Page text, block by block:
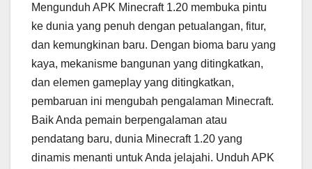
Mengunduh APK Minecraft 1.20 membuka pintu
ke dunia yang penuh dengan petualangan, fitur,
dan kemungkinan baru. Dengan bioma baru yang
kaya, mekanisme bangunan yang ditingkatkan,
dan elemen gameplay yang ditingkatkan,
pembaruan ini mengubah pengalaman Minecraft.
Baik Anda pemain berpengalaman atau
pendatang baru, dunia Minecraft 1.20 yang
dinamis menanti untuk Anda jelajahi. Unduh APK